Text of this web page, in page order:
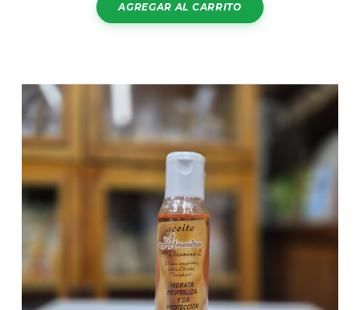
AGREGAR AL CARRITO